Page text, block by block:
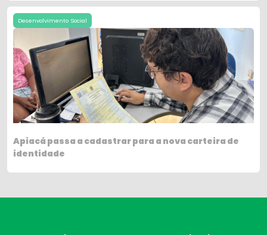
Desenvolvimento Social
Apiacá passa a cadastrar para a nova carteira de
identidade